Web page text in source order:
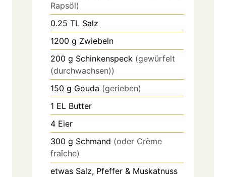
Rapsöl)
0.25 TL Salz
1200 g Zwiebeln
200 g Schinkenspeck (gewürfelt
(durchwachsen))
150 g Gouda (gerieben)
1 EL Butter
4 Eier
300 g Schmand (oder Crème
fraîche)
etwas Salz, Pfeffer & Muskatnuss